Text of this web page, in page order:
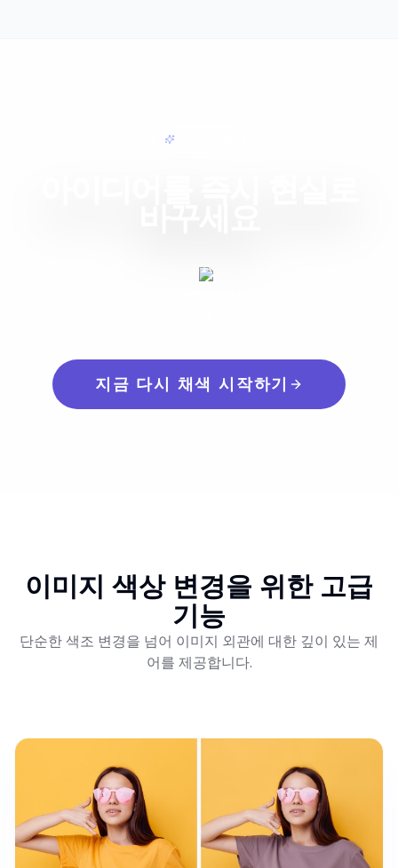
간편한 편집
추측하지 마세요. 생성형 AI를 사용하여 단일 텍스
지금 다시 채색 시작하기
이미지 색상 변경을 위한 고급
기능
단순한 색조 변경을 넘어 이미지 외관에 대한 깊이 있는 제
어를 제공합니다.